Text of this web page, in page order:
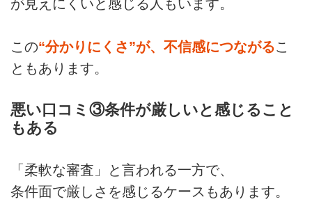
が見えにくいと感じる人もいます。
この“分かりにくさ”が、不信感につながるこ
ともあります。
悪い口コミ③条件が厳しいと感じること
もある
「柔軟な審査」と言われる一方で、
条件面で厳しさを感じるケースもあります。